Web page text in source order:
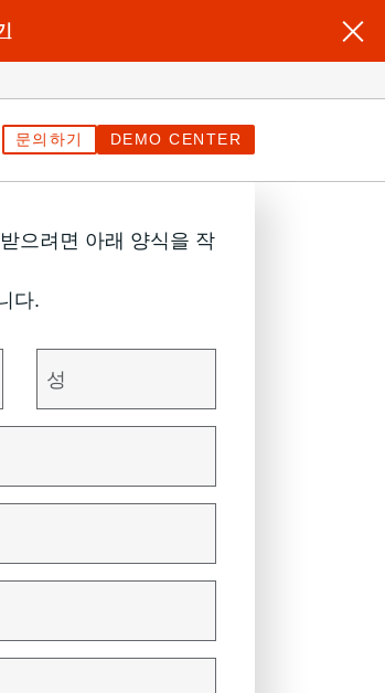
문의하기 DEMO CENTER
으려면 아래 양식을 작
다.